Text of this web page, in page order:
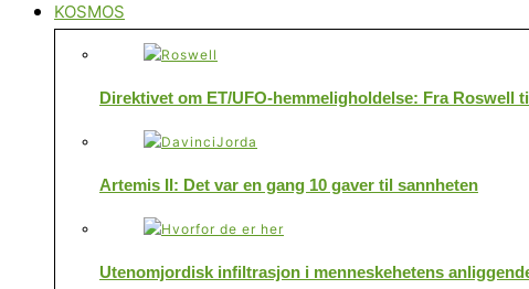
KOSMOS
Direktivet om ET/UFO-hemmeligholdelse: Fra
Artemis II: Det var en gang 10 gaver til sannheten
Utenomjordisk infiltrasjon i menneskehetens